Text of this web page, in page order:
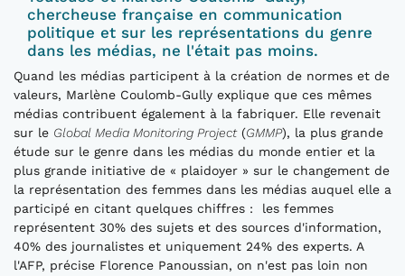
chercheuse française en communication
politique et sur les représentations du genre
dans les médias, ne l'était pas moins.
Quand les médias participent à la création de normes et de
valeurs, Marlène Coulomb-Gully explique que ces mêmes
médias contribuent également à la fabriquer. Elle revenait
sur le Global Media Monitoring Project(GMMP), la plus grande
étude sur le genre dans les médias du monde entier et la
plus grande initiative de « plaidoyer » sur le changement de
la représentation des femmes dans les médias auquel elle a
participé en citant quelques chiffres : les femmes
représentent 30% des sujets et des sources d'information,
40% des journalistes et uniquement 24% des experts. A
l'AFP, précise Florence Panoussian, on n'est pas loin non